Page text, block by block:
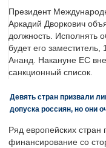
Президент
Аркадий Дворкович
должность. Исполнять
будет его
Ананд. Накануне ЕС
санкционный список.
Девять стран призвали
допуска россиян, но они
Ряд европейских стран
финансирование со